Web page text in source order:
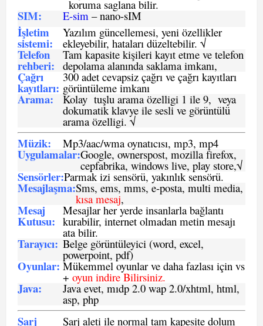
koruma saglana bilir.
SIM: E-sim – nano-sIM
İşletim
sistemi:
Yazılım güncellemesi, yeni özellikler
ekleyebilir, hataları düzeltebilir. √
Telefon
rehberi:
Tam kapasite kişileri kayıt etme ve telefon
depolama alanında saklama imkanı,
Çağrı
kayıtları:
300 adet cevapsiz çağrı ve çağrı kayıtları
görüntüleme imkanı
Arama: Kolay tuşlu arama özelligi 1 ile 9, veya
dokumatik klavye ile sesli ve görüntülü
arama özelligi. √
Müzik: Mp3/aac/wma oynatıcısı, mp3, mp4
Uygulamalar:Google, ownerspost, mozilla firefox,
cepfabrika, windows live, play store,√
Sensörler:Parmak izi sensörü, yakınlık sensörü.
Mesajlaşma:Sms, ems, mms, e-posta, multi media,
kısa mesaj,
Mesaj
Kutusu:
Mesajlar her yerde insanlarla bağlantı
kurabilir, internet olmadan metin mesajı
ata bilir.
Tarayıcı: Belge görüntüleyici (word, excel,
powerpoint, pdf)
Oyunlar: Mükemmel oyunlar ve daha fazlası için vs
+ oyun indire Bilirsiniz.
Java: Java evet, mıdp 2.0 wap 2.0/xhtml, html,
asp, php
Şarj Şarj aleti ile normal tam kapesite dolum